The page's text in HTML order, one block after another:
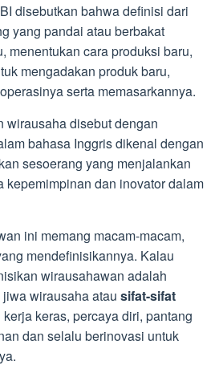
disebutkan bahwa definisi dari
yang pandai atau berbakat
menentukan cara produksi baru,
mengadakan produk baru,
serta memasarkannya.
wirausaha disebut dengan
bahasa Inggris dikenal dengan
sesoerang yang menjalankan
kepemimpinan dan inovator dalam
ini memang macam-macam,
mendefinisikannya. Kalau
wirausahawan adalah
wirausaha atau sifat-sifat
kerja keras, percaya diri, pantang
dan selalu berinovasi untuk